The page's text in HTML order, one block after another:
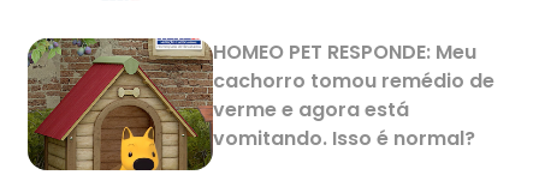
HOMEO PET RESPONDE: Meu
cachorro tomou remédio de
verme e agora está
vomitando. Isso é normal?